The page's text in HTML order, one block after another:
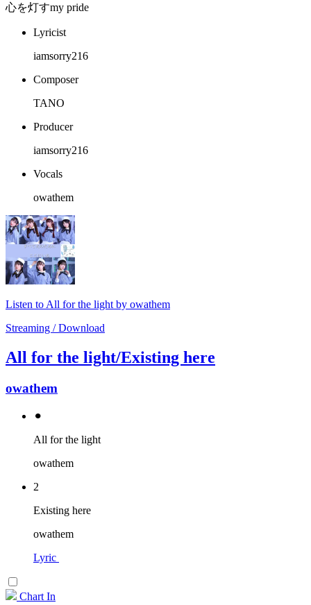
心を灯すmy pride
Lyricist
iamsorry216
Composer
TANO
Producer
iamsorry216
Vocals
owathem
Listen to All for the light by owathem
Streaming / Download
All for the light/Existing here
owathem
⚫︎
All for the light
owathem
2
Existing here
owathem
Lyric
Chart In